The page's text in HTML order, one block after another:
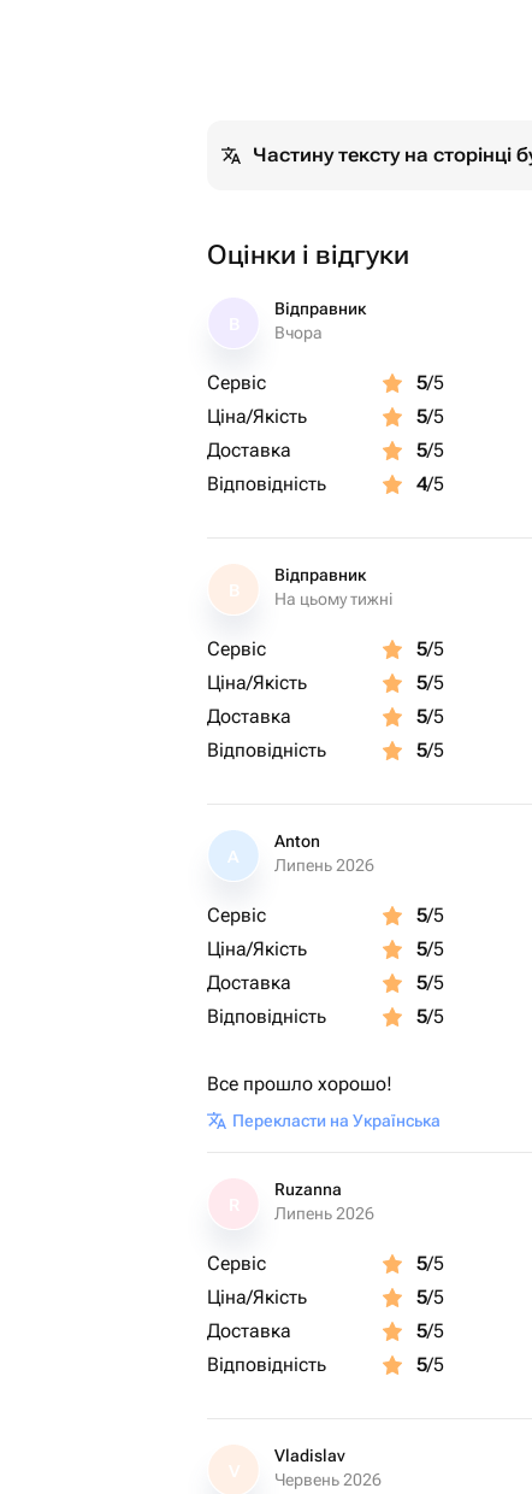
Частину тексту на
Оцінки і відгуки
Відправник
Вчора
Сервіс 5/5
Ціна/Якість
5/5
Доставка
5/5
Відповідність
4/5
В
Відправник
На цьому тижні
Сервіс 5/5
Ціна/Якість
5/5
Доставка
5/5
Відповідність
5/5
A
Anton
Липень 2026
Сервіс 5/5
Ціна/Якість
5/5
Доставка
5/5
Відповідність
5/5
Все прошло хорошо!
Перекласти на Українська
Ruzanna
Липень 2026
Сервіс 5/5
Ціна/Якість
5/5
Доставка
5/5
Відповідність
5/5
V
Vladislav
Червень 2026